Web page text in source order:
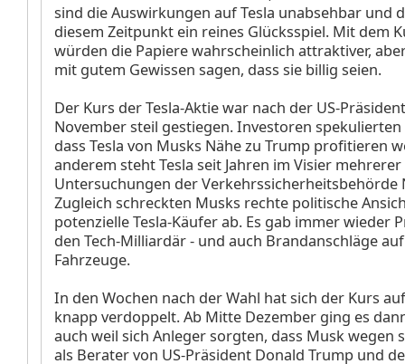
sind die Auswirkungen auf Tesla unabsehbar und
diesem Zeitpunkt ein reines Glücksspiel. Mit dem
würden die Papiere wahrscheinlich attraktiver,
mit gutem Gewissen sagen, dass sie billig seien.
Der Kurs der Tesla-Aktie war nach der US-
November steil gestiegen. Investoren
dass Tesla von Musks Nähe zu Trump profitieren
anderem steht Tesla seit Jahren im Visier mehrerer
Untersuchungen der Verkehrssicherheitsbehörde
Zugleich schreckten Musks rechte politische
potenzielle Tesla-Käufer ab. Es gab immer wieder
den Tech-Milliardär - und auch Brandanschläge auf
Fahrzeuge.
In den Wochen nach der Wahl hat sich der Kurs
knapp verdoppelt. Ab Mitte Dezember ging es
auch weil sich Anleger sorgten, dass Musk wegen
als Berater von US-Präsident Donald Trump und